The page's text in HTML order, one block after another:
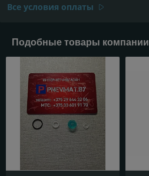
Все условия оплаты
Подобные товары компании